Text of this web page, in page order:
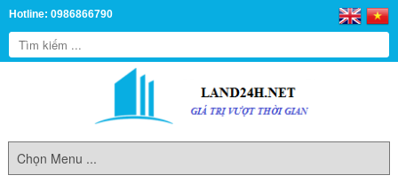
Hotline: 0986866790